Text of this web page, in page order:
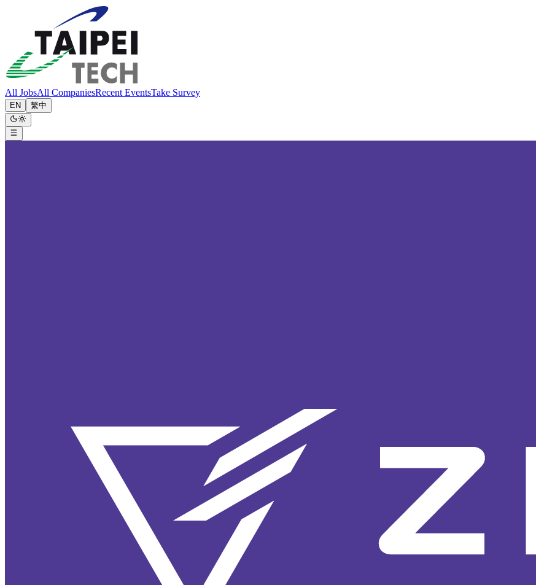
All JobsAll CompaniesRecent EventsTake Survey
EN 繁中